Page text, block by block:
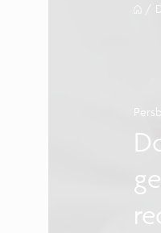
/